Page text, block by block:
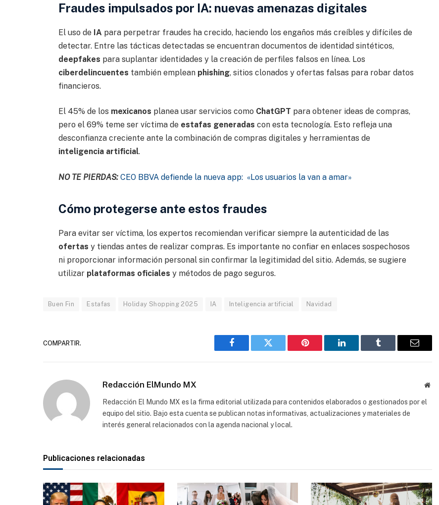
Fraudes impulsados por IA: nuevas amenazas digitales
El uso de IA para perpetrar fraudes ha crecido, haciendo los engaños más creíbles y difíciles de
detectar. Entre las tácticas detectadas se encuentran documentos de identidad sintéticos,
deepfakes para suplantar identidades y la creación de perfiles falsos en línea. Los
ciberdelincuentes también emplean phishing, sitios clonados y ofertas falsas para robar datos
financieros.
El 45% de los mexicanos planea usar servicios como ChatGPT para obtener ideas de compras,
pero el 69% teme ser víctima de estafas generadas con esta tecnología. Esto refleja una
desconfianza creciente ante la combinación de compras digitales y herramientas de
inteligencia artificial.
NO TE PIERDAS: CEO BBVA defiende la nueva app: «Los usuarios la van a amar»
Cómo protegerse ante estos fraudes
Para evitar ser víctima, los expertos recomiendan verificar siempre la autenticidad de las
ofertas y tiendas antes de realizar compras. Es importante no confiar en enlaces sospechosos
ni proporcionar información personal sin confirmar la legitimidad del sitio. Además, se sugiere
utilizar plataformas oficiales y métodos de pago seguros.
Buen Fin Estafas Holiday Shopping 2025 IA Inteligencia artificial Navidad
COMPARTIR.
Facebook Gorjeo Pinterest LinkedIn Tumblr
Correo
Redacción ElMundo MX
Redacción El Mundo MX es la firma editorial utilizada para contenidos elaborados o gestionados por el
equipo del sitio. Bajo esta cuenta se publican notas informativas, actualizaciones y materiales de
interés general relacionados con la agenda nacional y local.
Publicaciones relacionadas